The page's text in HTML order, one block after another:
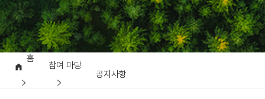
홈
참여 마당
공지사항